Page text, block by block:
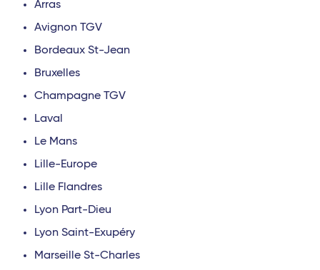
Arras
Avignon TGV
Bordeaux St-Jean
Bruxelles
Champagne TGV
Laval
Le Mans
Lille-Europe
Lille Flandres
Lyon Part-Dieu
Lyon Saint-Exupéry
Marseille St-Charles